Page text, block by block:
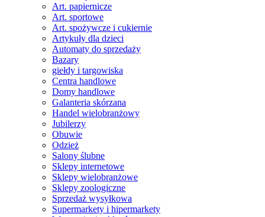
Art. papiernicze
Art. sportowe
Art. spożywcze i cukiernie
Artykuły dla dzieci
Automaty do sprzedaży
Bazary
giełdy i targowiska
Centra handlowe
Domy handlowe
Galanteria skórzana
Handel wielobranżowy
Jubilerzy
Obuwie
Odzież
Salony ślubne
Sklepy internetowe
Sklepy wielobranżowe
Sklepy zoologiczne
Sprzedaż wysyłkowa
Supermarkety i hipermarkety